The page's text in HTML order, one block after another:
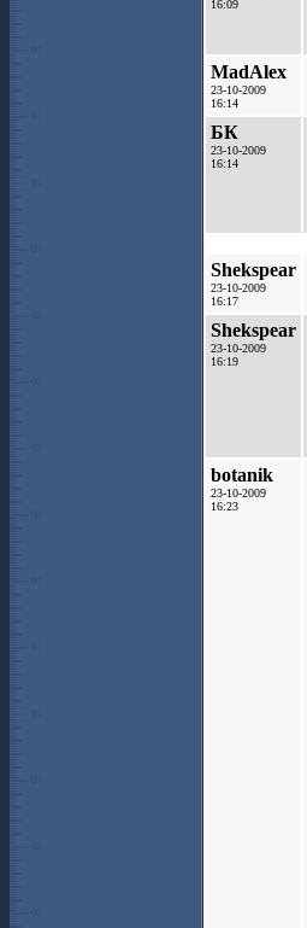
16:09
MadAlex
23-10-2009
16:14
БК
23-10-2009
16:14
Shekspear
23-10-2009
16:17
Shekspear
23-10-2009
16:19
botanik
23-10-2009
16:23